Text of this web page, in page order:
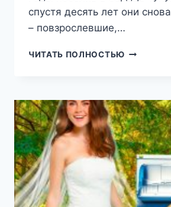
спустя десять лет они
– повзрослевшие,…
ЧИТАТЬ ПОЛНОСТЬЮ ЕГО
ПАНТЕРА)